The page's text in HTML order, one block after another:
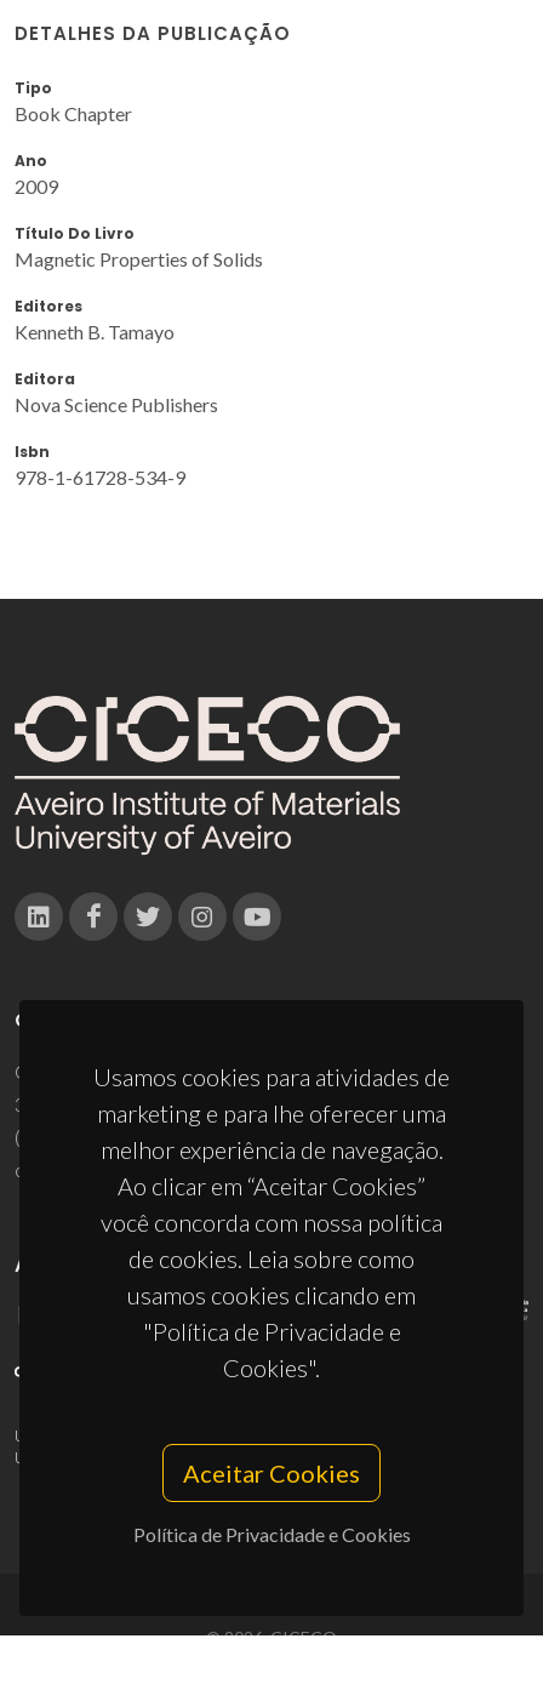
DETALHES DA PUBLICAÇÃO
Tipo
Book Chapter
Ano
2009
Título Do Livro
Magnetic Properties of Solids
Editores
Kenneth B. Tamayo
Editora
Nova Science Publishers
Isbn
978-1-61728-534-9
Usamos cookies para atividades de
marketing e para lhe oferecer uma
melhor experiência de navegação.
Ao clicar em “Aceitar Cookies”
você concorda com nossa política
de cookies. Leia sobre como
usamos cookies clicando em
"Política de Privacidade e
Cookies".
Aceitar Cookies
Política de Privacidade e Cookies
CONTACTOS
Campus Universitário de Santiago
3810-193 Aveiro - Portugal
(+351) 234 370 200
ciceco@ua.pt
APOIOS
UID/PRR/50011/2025
UID/PRR2/50011/2025
10.54499/UID/PRR2/50011/2025
© 2026, CICECO